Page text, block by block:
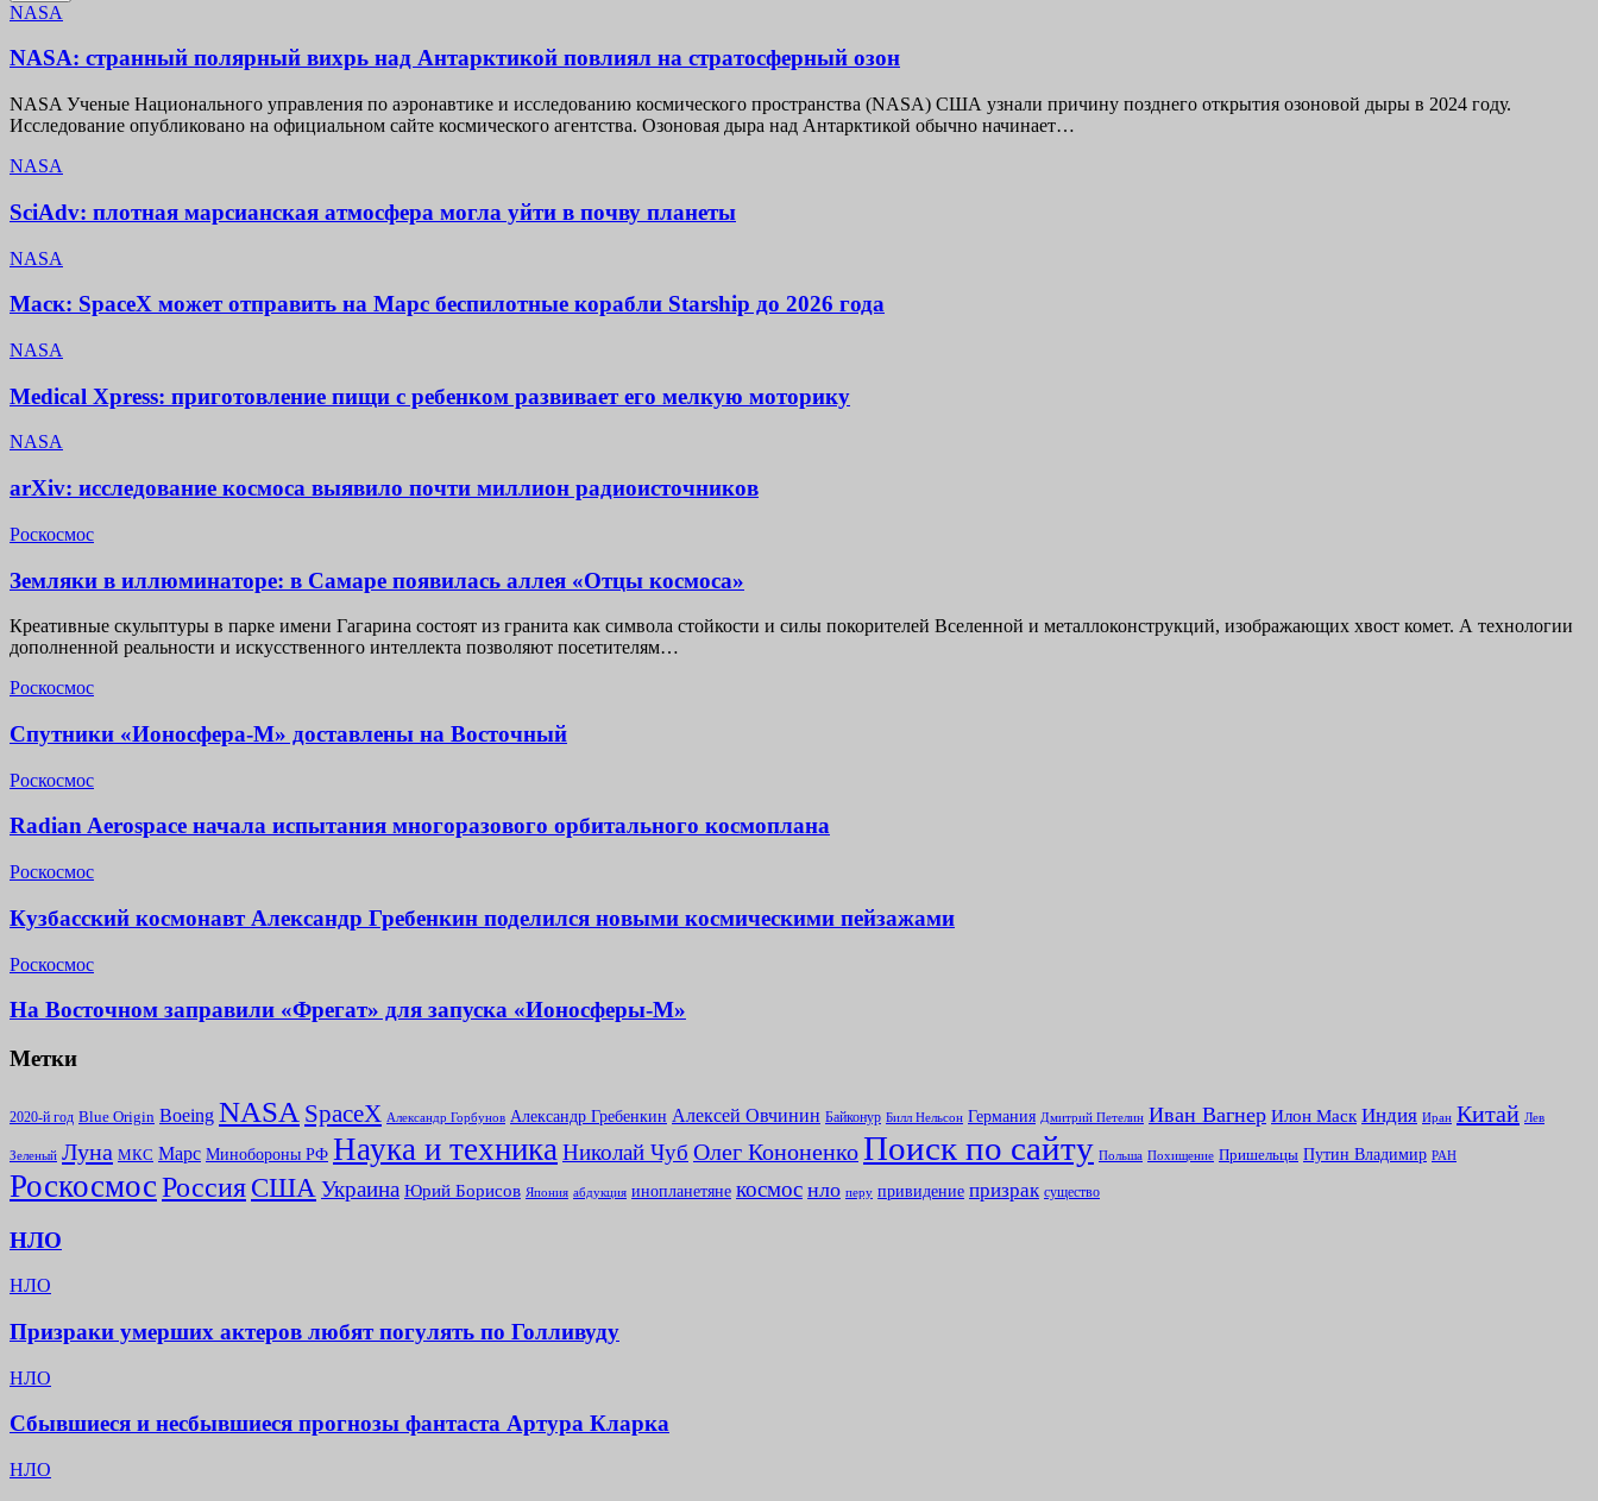
NASA
NASA: странный полярный вихрь над Антарктикой повлиял на стратосферный озон
NASA Ученые Национального управления по аэронавтике и исследованию космического пространства (NASA) США узнали причину позднего открытия озоновой дыры в 2024 году.
Исследование опубликовано на официальном сайте космического агентства. Озоновая дыра над Антарктикой обычно начинает…
NASA
SciAdv: плотная марсианская атмосфера могла уйти в почву планеты
NASA
Маск: SpaceX может отправить на Марс беспилотные корабли Starship до 2026 года
NASA
Medical Xpress: приготовление пищи с ребенком развивает его мелкую моторику
NASA
arXiv: исследование космоса выявило почти миллион радиоисточников
Роскосмос
Земляки в иллюминаторе: в Самаре появилась аллея «Отцы космоса»
Креативные скульптуры в парке имени Гагарина состоят из гранита как символа стойкости и силы покорителей Вселенной и металлоконструкций, изображающих хвост комет. А технологии
дополненной реальности и искусственного интеллекта позволяют посетителям…
Роскосмос
Спутники «Ионосфера-М» доставлены на Восточный
Роскосмос
Radian Aerospace начала испытания многоразового орбитального космоплана
Роскосмос
Кузбасский космонавт Александр Гребенкин поделился новыми космическими пейзажами
Роскосмос
На Восточном заправили «Фрегат» для запуска «Ионосферы-М»
Метки
2020-й год Blue Origin Boeing NASA SpaceX Александр Горбунов Александр Гребенкин Алексей Овчинин Байконур Билл Нельсон Германия Дмитрий Петелин Иван Вагнер Илон Маск Индия Иран Китай Лев
Зеленый Луна МКС Марс Минoбороны РФ Наука и техника Николай Чуб Олег КононенкоПоиск по сайту Польша Похищение Пришельцы Путин Владимир РАН
РоскосмосРоссияСША Украина Юрий Борисов Япония абдукция инопланетяне космос нло перу привидение призрак существо
НЛО
НЛО
Призраки умерших актеров любят погулять по Голливуду
НЛО
Сбывшиеся и несбывшиеся прогнозы фантаста Артура Кларка
НЛО